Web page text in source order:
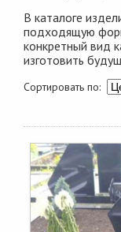
В каталоге
подходящую
конкретный вид
изготовить
Сортировать по: